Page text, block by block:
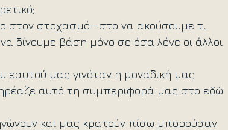
στον στοχασμό—στο να ακούσουμε τι
δίνουμε βάση μόνο σε όσα λένε οι άλλοι
εαυτού μας γινόταν η μοναδική μας
αυτό τη συμπεριφορά μας στο εδώ
και μας κρατούν πίσω μπορούσαν